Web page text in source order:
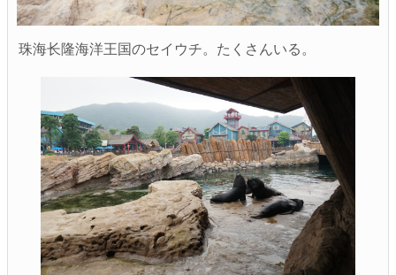
珠海长隆海洋王国のセイウチ。たくさんいる。